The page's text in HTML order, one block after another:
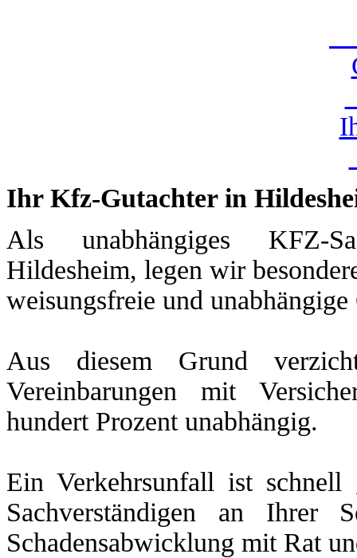
Ihr Kfz-Gutachter in
Als unabhängiges KFZ-
Hildesheim, legen wir
weisungsfreie und
Aus diesem Grund
Vereinbarungen mit
hundert Prozent unabhängig.
Ein Verkehrsunfall ist schnell
Sachverständigen an Ihrer
Schadensabwicklung mit Rat